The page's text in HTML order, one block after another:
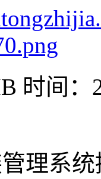
时间：
理系